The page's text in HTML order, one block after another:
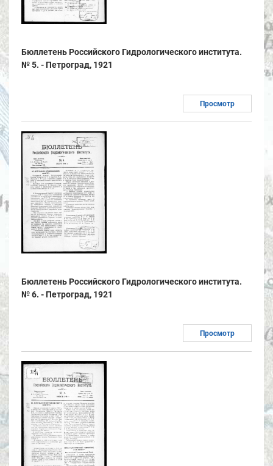
Бюллетень Российского Гидрологического института.
№ 5. - Петроград, 1921
Просмотр
Бюллетень Российского Гидрологического института.
№ 6. - Петроград, 1921
Просмотр